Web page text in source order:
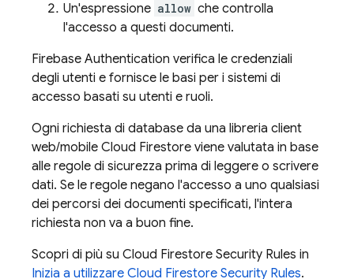
Un'espressione allow che controlla
l'accesso a questi documenti.
Firebase Authentication verifica le credenziali
degli utenti e fornisce le basi per i sistemi di
accesso basati su utenti e ruoli.
Ogni richiesta di database da una libreria client
web/mobile Cloud Firestore viene valutata in base
alle regole di sicurezza prima di leggere o scrivere
dati. Se le regole negano l'accesso a uno qualsiasi
dei percorsi dei documenti specificati, l'intera
richiesta non va a buon fine.
Scopri di più su Cloud Firestore Security Rules in
Inizia a utilizzare Cloud Firestore Security Rules.